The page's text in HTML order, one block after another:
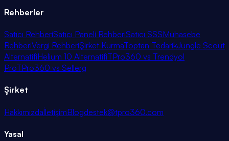
Rehberler
Satıcı RehberiSatıcı Paneli RehberiSatıcı SSSMuhasebe
RehberiVergi RehberiŞirket KurmaToptan TedarikJungle Scout
AlternatifiHelium 10 AlternatifiTPro360 vs Trendyol
ProTPro360 vs Sellerg
Şirket
HakkımızdaİletişimBlogdestek@tpro360.com
Yasal